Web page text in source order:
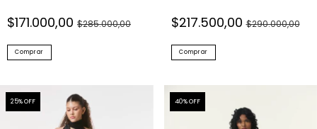
$171.000,00 $285.000,00
Comprar
$217.500,00$290.000,00
Comprar
25% OFF 40% OFF